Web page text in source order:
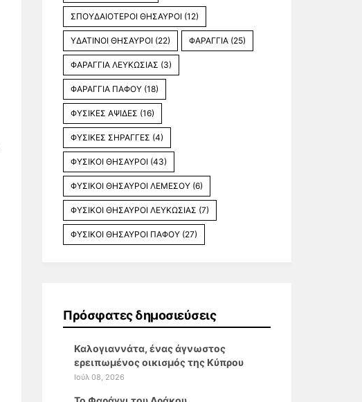
ΣΠΟΥΔΑΙΟΤΕΡΟΙ ΘΗΣΑΥΡΟΙ (12)
ΥΔΑΤΙΝΟΙ ΘΗΣΑΥΡΟΙ (22) ΦΑΡΑΓΓΙΑ (25)
ΦΑΡΑΓΓΙΑ ΛΕΥΚΩΣΙΑΣ (3)
ΦΑΡΑΓΓΙΑ ΠΑΦΟΥ (18)
ΦΥΣΙΚΕΣ ΑΨΙΔΕΣ (16)
ΦΥΣΙΚΕΣ ΣΗΡΑΓΓΕΣ (4)
ΦΥΣΙΚΟΙ ΘΗΣΑΥΡΟΙ (43)
ΦΥΣΙΚΟΙ ΘΗΣΑΥΡΟΙ ΛΕΜΕΣΟΥ (6)
ΦΥΣΙΚΟΙ ΘΗΣΑΥΡΟΙ ΛΕΥΚΩΣΙΑΣ (7)
ΦΥΣΙΚΟΙ ΘΗΣΑΥΡΟΙ ΠΑΦΟΥ (27)
Πρόσφατες δημοσιεύσεις
Καλογιαννάτα, ένας άγνωστος
ερειπωμένος οικισμός της Κύπρου
Ιούλ 08, 2026